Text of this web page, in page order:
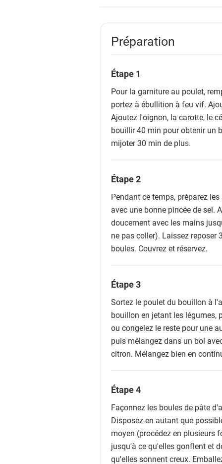
Préparation
Étape 1
Pour la garniture au poulet,
portez à ébullition à feu vif.
Ajoutez l'oignon, la carotte, le
bouillir 40 min pour obtenir un
mijoter 30 min de plus.
Étape 2
Pendant ce temps, préparez
avec une bonne pincée de sel.
doucement avec les mains
ne pas coller). Laissez
boules. Couvrez et réservez.
Étape 3
Sortez le poulet du bouillon à
bouillon en jetant les légumes,
ou congelez le reste pour une
puis mélangez dans un bol
citron. Mélangez bien en
Étape 4
Façonnez les boules de pâte
Disposez-en autant que
moyen (procédez en plusieurs
jusqu'à ce qu'elles gonflent et
qu'elles sonnent creux.